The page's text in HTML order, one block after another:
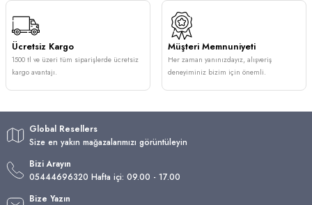
Ücretsiz Kargo
1500 tl ve üzeri tüm siparişlerde ücretsiz
kargo avantajı.
Müşteri Memnuniyeti
Her zaman yanınızdayız, alışveriş
deneyiminiz bizim için önemli.
Global Resellers
Size en yakın mağazalarımızı görüntüleyin
Bizi Arayın
05444696320 Hafta içi: 09.00 - 17.00
Bize Yazın